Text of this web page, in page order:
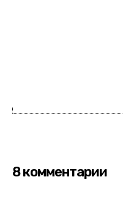
8 комментарии